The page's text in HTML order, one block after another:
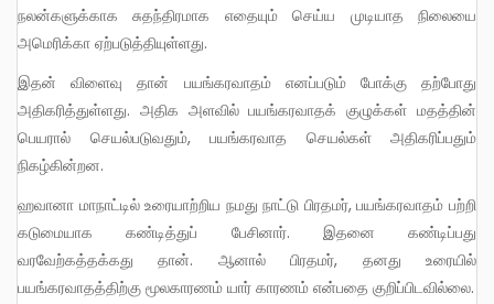
நலன்களுக்காக சுதந்திரமாக எதையும் செய்ய முடியாத நிலையை
அமெரிக்கா ஏற்படுத்தியுள்ளது.
இதன் விளைவு தான் பயங்கரவாதம் எனப்படும் போக்கு தற்போது
அதிகரித்துள்ளது. அதிக அளவில் பயங்கரவாதக் குழுக்கள் மதத்தின்
பெயரால் செயல்படுவதும், பயங்கரவாத செயல்கள் அதிகரிப்பதும்
நிகழ்கின்றன.
ஹவானா மாநாட்டில் உரையாற்றிய நமது நாட்டு பிரதமர், பயங்கரவாதம் பற்றி
கடுமையாக கண்டித்துப் பேசினார். இதனை கண்டிப்பது
வரவேற்கத்தக்கது தான். ஆனால் பிரதமர், தனது உரையில்
பயங்கரவாதத்திற்கு மூலகாரணம் யார் காரணம் என்பதை குறிப்பிடவில்லை.